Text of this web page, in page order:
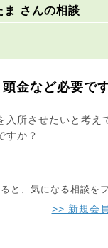
ま さんの相談
頭金など必要で
入所させたいと考え
すか？
と、気になる相談を
>> 新規会